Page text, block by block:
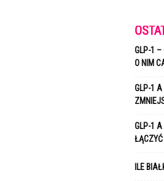
GLP-1 –
O NIM
GLP-1 A
GLP-1 A
ŁĄCZYĆ
ILE